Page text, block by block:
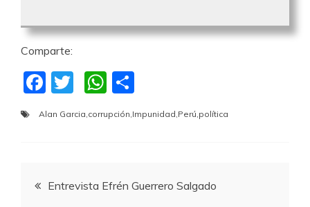
Comparte:
F
a
c
o
T
w
itt
W
h
at
p
m
rti
Alan Garcia corrupción Impunidad Perú política
Navegación
Entrevista Efrén Guerrero Salgado